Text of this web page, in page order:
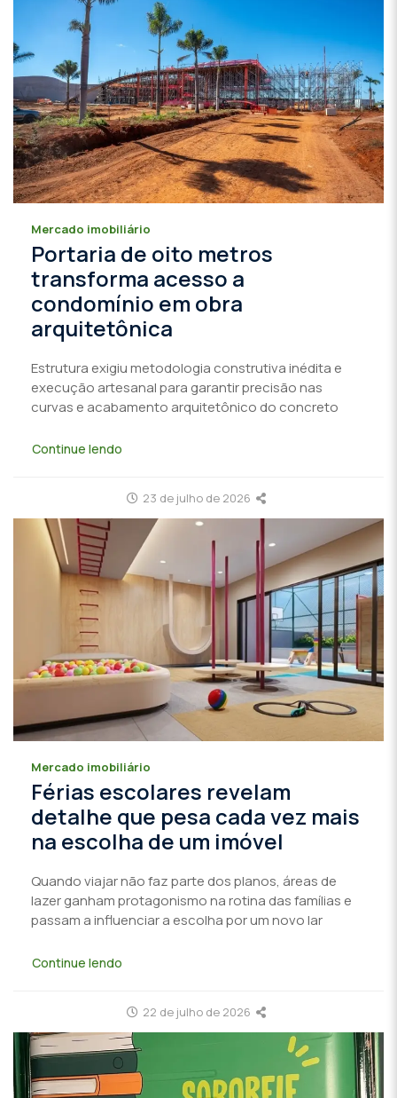
Mercado imobiliário
Portaria de oito metros
transforma acesso a
condomínio em obra
arquitetônica
Estrutura exigiu metodologia construtiva inédita e
execução artesanal para garantir precisão nas
curvas e acabamento arquitetônico do concreto
Continue lendo
23 de julho de 2026
Mercado imobiliário
Férias escolares revelam
detalhe que pesa cada vez mais
na escolha de um imóvel
Quando viajar não faz parte dos planos, áreas de
lazer ganham protagonismo na rotina das famílias e
passam a influenciar a escolha por um novo lar
Continue lendo
22 de julho de 2026